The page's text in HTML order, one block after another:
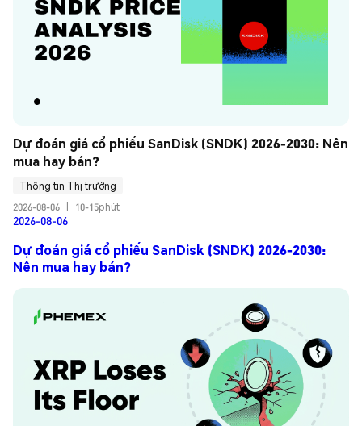
Dự đoán giá cổ phiếu SanDisk (SNDK) 2026-2030: Nên
mua hay bán?
Thông tin Thị trường
2026-08-06
10-15phút
2026-08-06
Dự đoán giá cổ phiếu SanDisk (SNDK) 2026-2030:
Nên mua hay bán?